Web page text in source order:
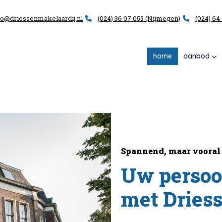
(024) 36 07 055 (Nijmegen) (024)
home aanbod
Spannend, maar
Uw
met